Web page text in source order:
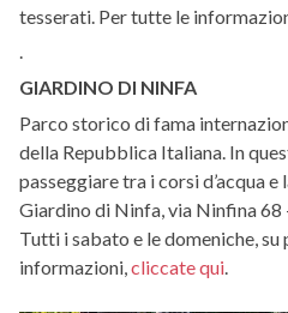
tesserati. Per tutte le
.
GIARDINO DI NINFA
Parco storico di fama
della Repubblica Italiana. In
passeggiare tra i corsi d’acqua e
Giardino di Ninfa, via Ninfina 68
Tutti i sabato e le domeniche,
informazioni, cliccate qui